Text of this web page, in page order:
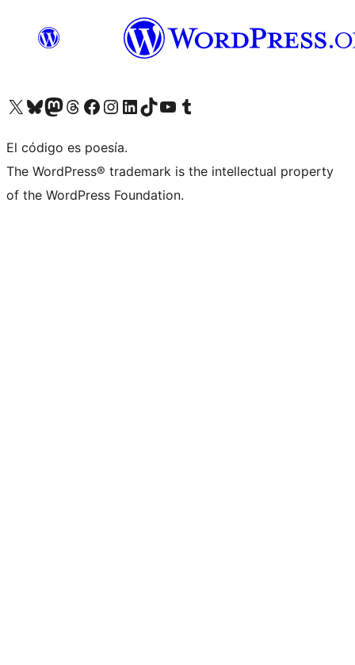
Visita nuestra cuenta de X (anteriormente Twitter)
Visita nuestra cuenta de Bluesky
Visita nuestra cuenta de Mastodon
Visita nuestra cuenta de Threads
Visita nuestra página de Facebook
Visita nuestra cuenta de Instagram
Visita nuestra cuenta de LinkedIn
Visita nuestra cuenta de TikTok
Visita nuestro canal de YouTube
Visita nuestra cuenta de Tumblr
El código es poesía.
The WordPress® trademark is the intellectual property
of the WordPress Foundation.